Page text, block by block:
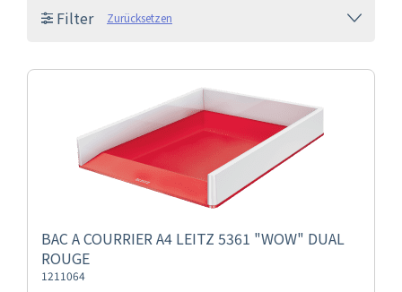
Filter Zurücksetzen
BAC A COURRIER A4 LEITZ 5361 "WOW" DUAL
ROUGE
1211064